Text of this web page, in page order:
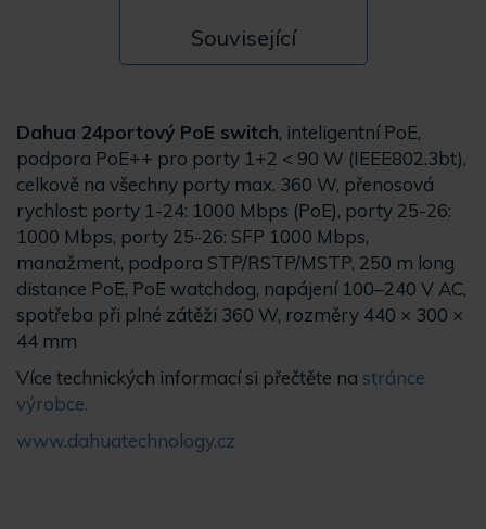
Související
Dahua 24portový PoE switch, inteligentní PoE,
podpora PoE++ pro porty 1+2 < 90 W (IEEE802.3bt),
celkově na všechny porty max. 360 W, přenosová
rychlost: porty 1-24: 1000 Mbps (PoE), porty 25-26:
1000 Mbps, porty 25-26: SFP 1000 Mbps,
manažment, podpora STP/RSTP/MSTP, 250 m long
distance PoE, PoE watchdog, napájení 100–240 V AC,
spotřeba při plné zátěži 360 W, rozměry 440 × 300 ×
44 mm
Více technických informací si přečtěte na stránce
výrobce.
www.dahuatechnology.cz